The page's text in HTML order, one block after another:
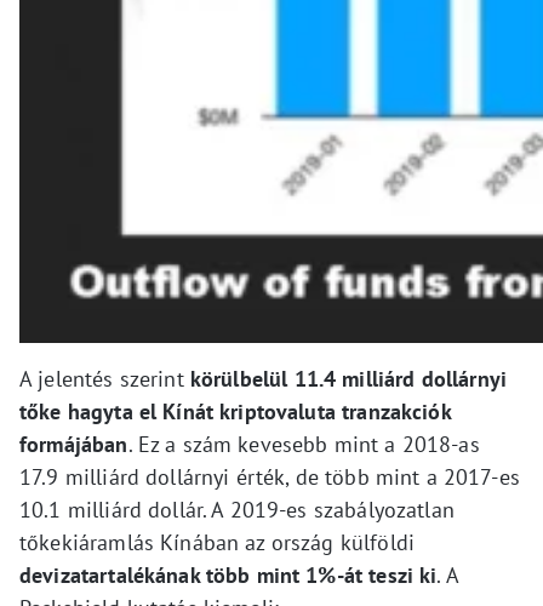
A jelentés szerint körülbelül 11.4 milliárd dollárnyi
tőke hagyta el Kínát kriptovaluta tranzakciók
formájában. Ez a szám kevesebb mint a 2018-as
17.9 milliárd dollárnyi érték, de több mint a 2017-es
10.1 milliárd dollár. A 2019-es szabályozatlan
tőkekiáramlás Kínában az ország külföldi
devizatartalékának több mint 1%-át teszi ki. A